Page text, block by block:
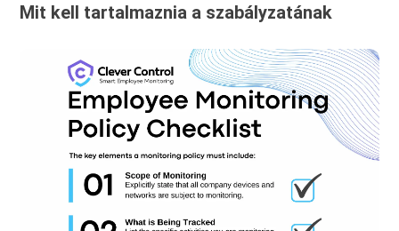
Mit kell tartalmaznia a szabályzatának